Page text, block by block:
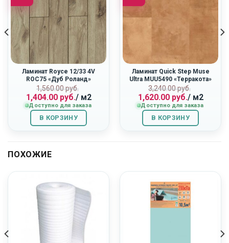
Ламинат Royce 12/33 4V
ROC75 «Дуб Роланд»
1,560.00руб.
Первоначальная
цена
составляла
1,560.00
руб..
1,404.00руб.
Текущая
цена:
1,404.00
руб..
/ м2
Доступно для заказа
В КОРЗИНУ
Ламинат Quick Step Muse
Ultra MUU5490 «Терракота»
3,240.00руб.
цена
составляла
3,240.00
руб..
1,620.00руб.
Текущая
цена:
1,620.00
руб..
/ м2
Доступно для заказа
В КОРЗИНУ
ПОХОЖИЕ